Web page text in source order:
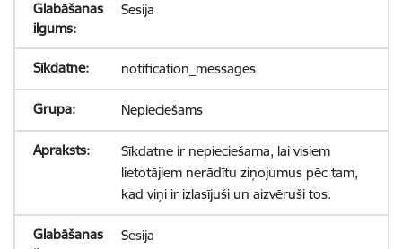
Sesija
notification_messages
Nepieciešams
Sīkdatne ir nepieciešama, lai visiem
lietotājiem nerādītu ziņojumus pēc tam,
kad viņi ir izlasījuši un aizvēruši tos.
Sesija